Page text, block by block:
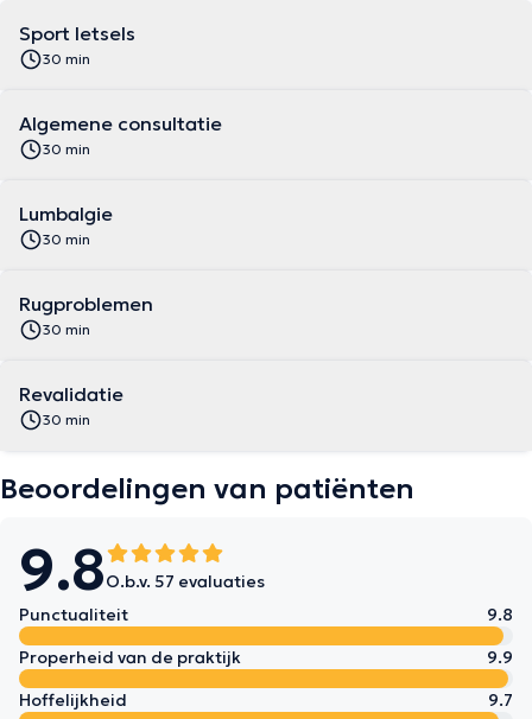
Sport letsels
30 min
Algemene consultatie
30 min
Lumbalgie
30 min
Rugproblemen
30 min
Revalidatie
30 min
Beoordelingen van patiënten
9.8O.b.v. 57 evaluaties
Punctualiteit
9.8
Properheid van de praktijk
9.9
Hoffelijkheid
9.7